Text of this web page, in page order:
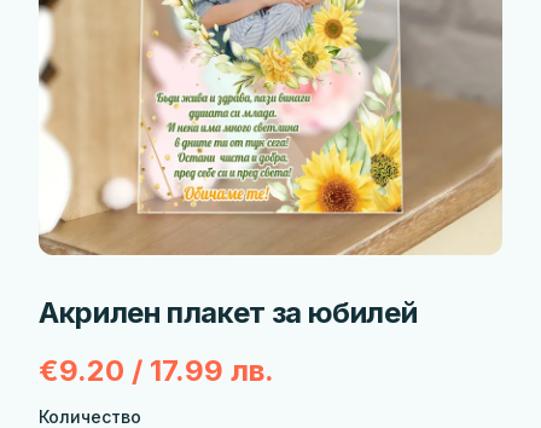
Акрилен плакет за юбилей
€9.20 / 17.99 лв.
Количество